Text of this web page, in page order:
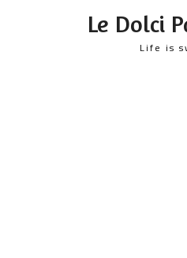
Le Dolci
Life is